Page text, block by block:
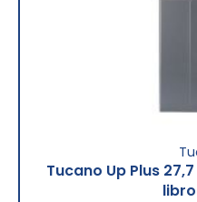
Tucano Up Plus